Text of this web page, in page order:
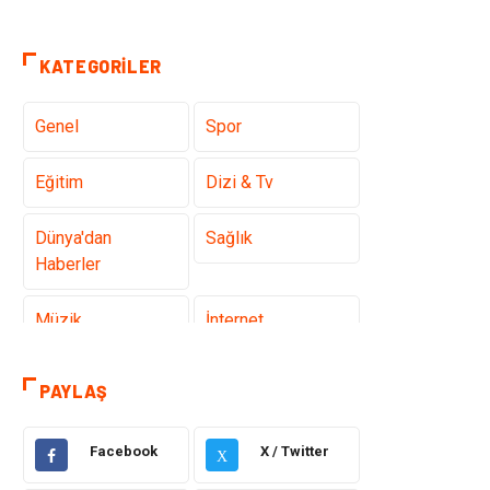
KATEGORILER
Genel Spor
Eğitim Dizi & Tv
Dünya'dan
Haberler
Sağlık
Müzik İnternet
Ülkemizden
Haberler
Teknoloji Kültür ve Sanat
PAYLAŞ
Facebook X X / Twitter